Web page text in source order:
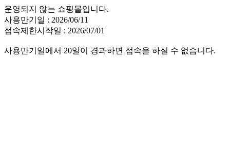
운영되지 않는 쇼핑몰입니다.
사용만기일 : 2026/06/11
접속제한시작일 : 2026/07/01
사용만기일에서 20일이 경과하면 접속을 하실 수 없습니다.